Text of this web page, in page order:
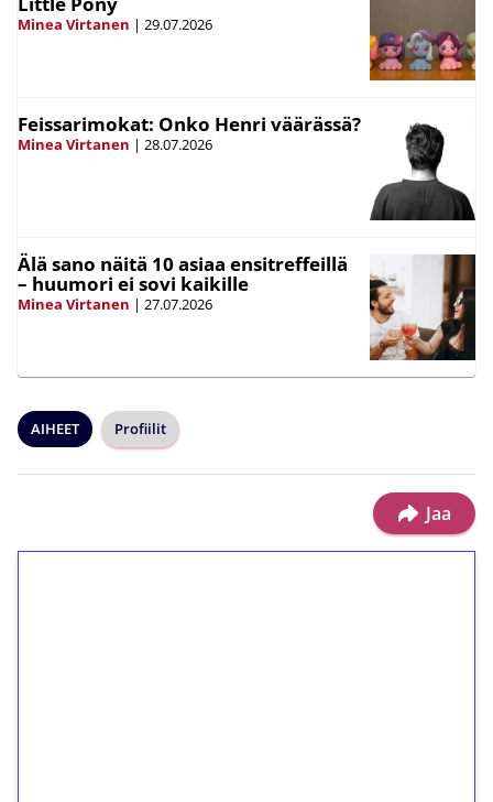
Minea Virtanen | 29.07.2026
Feissarimokat: Onko Henri väärässä?
Minea Virtanen | 28.07.2026
Älä sano näitä 10 asiaa ensitreffeillä
– huumori ei sovi kaikille
Minea Virtanen | 27.07.2026
AIHEET Profiilit
Jaa